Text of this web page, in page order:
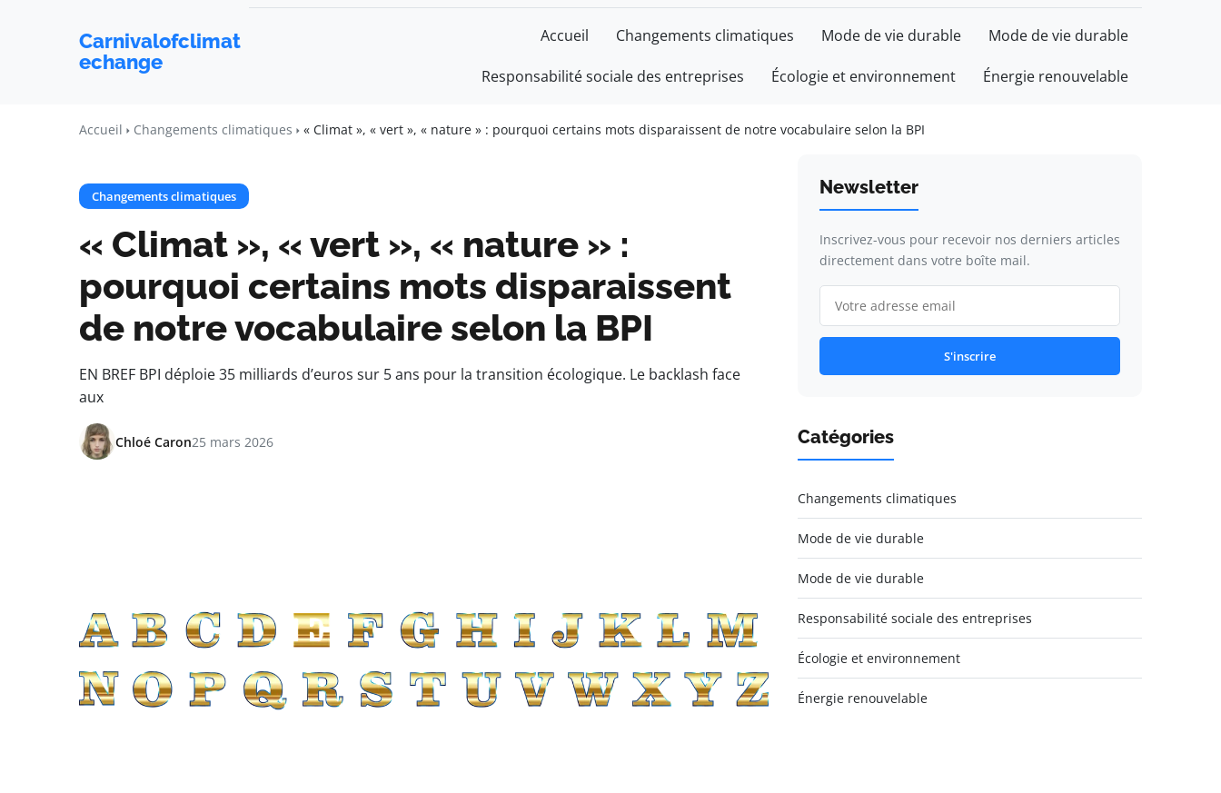
Carnivalofclimat
echange
Accueil Changements climatiques Mode de vie durable Mode de vie durable
Responsabilité sociale des entreprises Écologie et environnement Énergie renouvelable
Accueil Changements climatiques « Climat », « vert », « nature » : pourquoi certains mots disparaissent de notre vocabulaire selon la BPI
Changements climatiques
« Climat », « vert », « nature » :
pourquoi certains mots disparaissent
de notre vocabulaire selon la BPI
EN BREF BPI déploie 35 milliards d’euros sur 5 ans pour la transition écologique. Le backlash face
aux
Chloé Caron25 mars 2026
Newsletter
Inscrivez-vous pour recevoir nos derniers articles
directement dans votre boîte mail.
S'inscrire
Catégories
Changements climatiques
Mode de vie durable
Mode de vie durable
Responsabilité sociale des entreprises
Écologie et environnement
Énergie renouvelable